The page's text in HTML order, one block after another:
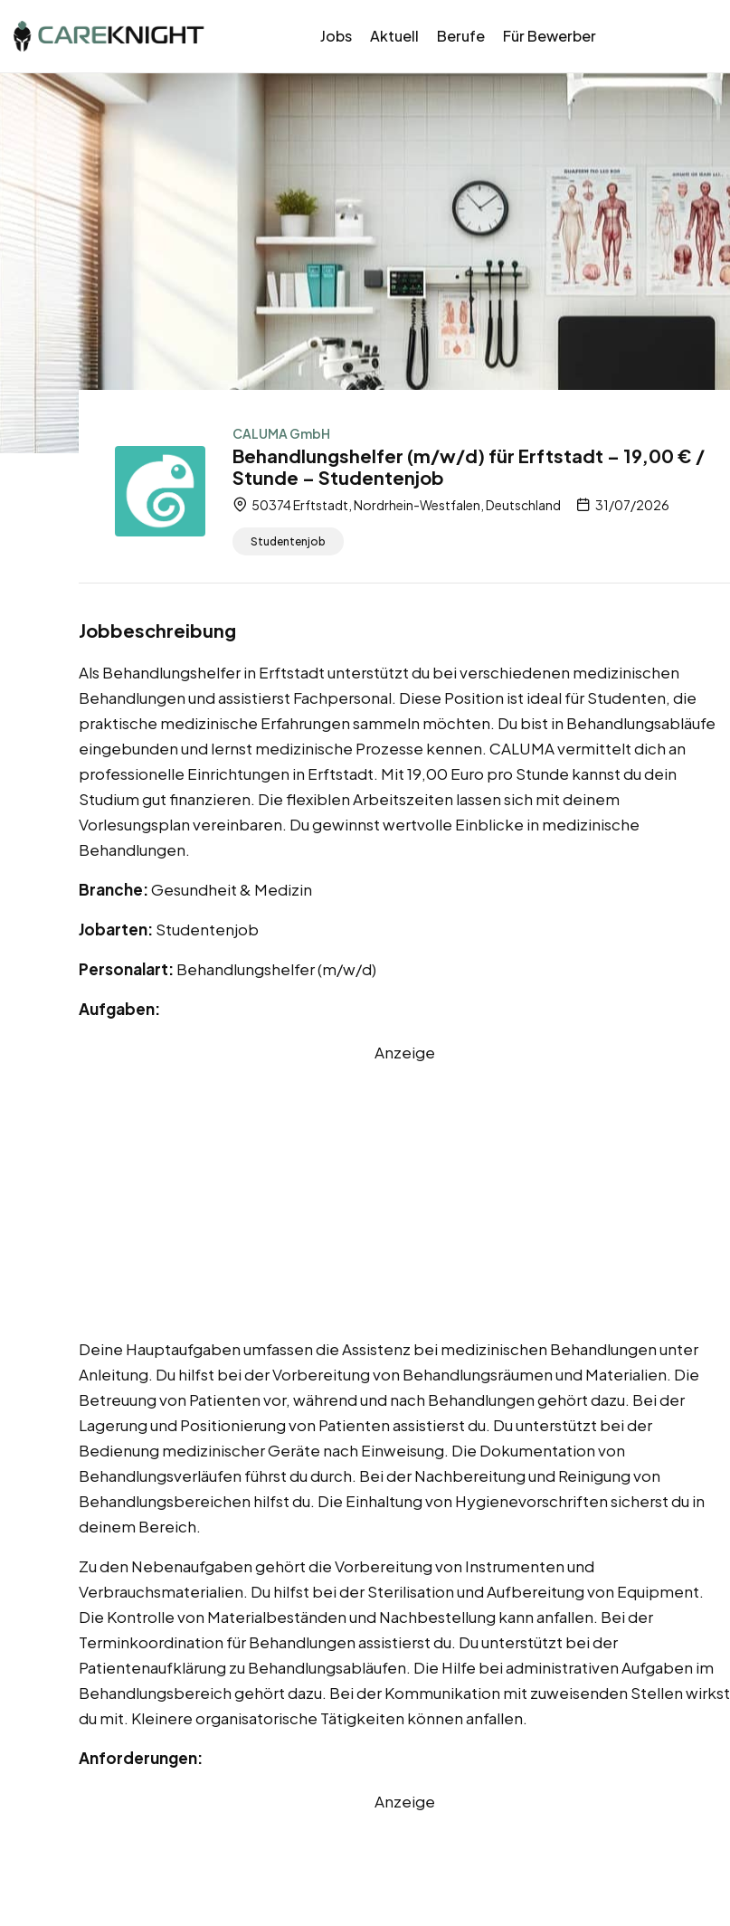
Jobs Aktuell Berufe Für Bewerber
CALUMA GmbH
Behandlungshelfer (m/w/d) für Erftstadt – 19,00 € /
Stunde – Studentenjob
50374 Erftstadt, Nordrhein-Westfalen, Deutschland 31/07/2026
Studentenjob
Jobbeschreibung
Als Behandlungshelfer in Erftstadt unterstützt du bei verschiedenen medizinischen
Behandlungen und assistierst Fachpersonal. Diese Position ist ideal für Studenten, die
praktische medizinische Erfahrungen sammeln möchten. Du bist in Behandlungsabläufe
eingebunden und lernst medizinische Prozesse kennen. CALUMA vermittelt dich an
professionelle Einrichtungen in Erftstadt. Mit 19,00 Euro pro Stunde kannst du dein
Studium gut finanzieren. Die flexiblen Arbeitszeiten lassen sich mit deinem
Vorlesungsplan vereinbaren. Du gewinnst wertvolle Einblicke in medizinische
Behandlungen.
Branche:Gesundheit & Medizin
Jobarten: Studentenjob
Personalart: Behandlungshelfer (m/w/d)
Aufgaben:
Anzeige
Deine Hauptaufgaben umfassen die Assistenz bei medizinischen Behandlungen unter
Anleitung. Du hilfst bei der Vorbereitung von Behandlungsräumen und Materialien. Die
Betreuung von Patienten vor, während und nach Behandlungen gehört dazu. Bei der
Lagerung und Positionierung von Patienten assistierst du. Du unterstützt bei der
Bedienung medizinischer Geräte nach Einweisung. Die Dokumentation von
Behandlungsverläufen führst du durch. Bei der Nachbereitung und Reinigung von
Behandlungsbereichen hilfst du. Die Einhaltung von Hygienevorschriften sicherst du in
deinem Bereich.
Zu den Nebenaufgaben gehört die Vorbereitung von Instrumenten und
Verbrauchsmaterialien. Du hilfst bei der Sterilisation und Aufbereitung von Equipment.
Die Kontrolle von Materialbeständen und Nachbestellung kann anfallen. Bei der
Terminkoordination für Behandlungen assistierst du. Du unterstützt bei der
Patientenaufklärung zu Behandlungsabläufen. Die Hilfe bei administrativen Aufgaben im
Behandlungsbereich gehört dazu. Bei der Kommunikation mit zuweisenden Stellen wirkst
du mit. Kleinere organisatorische Tätigkeiten können anfallen.
Anforderungen:
Anzeige